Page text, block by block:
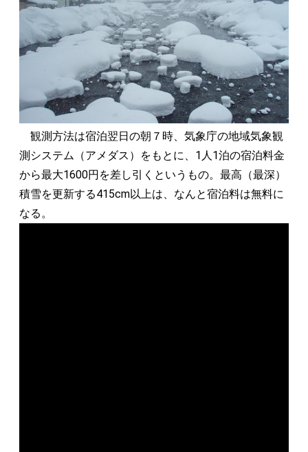
観測方法は宿泊翌日の朝７時、気象庁の地域気象観
測システム（アメダス）をもとに、1人1泊の宿泊料金
から最大1600円を差し引くというもの。最高（最深）
積雪を更新する415cm以上は、なんと宿泊料は無料に
なる。